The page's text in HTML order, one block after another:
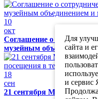
10
окт
Соглашение о
музейным объединением
18
сен
21 сентября Музей
Для
сайта и
и сервис